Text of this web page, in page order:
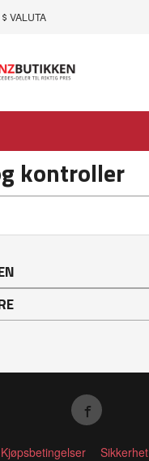
VALUTA
kontroller
Kjøpsbetingelser